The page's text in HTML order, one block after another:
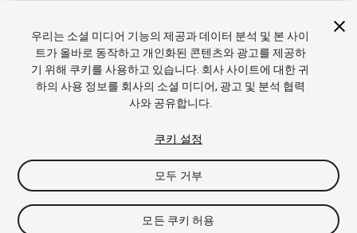
Report a problem on this page
Copyright © 2017 Unity Technologies. Publication 2017.1
튜토리얼
커뮤니티 답변 기술 자료 포럼 에셋 스토어
상표
및 이용약관
법률정보 개인정보처리방침 쿠키
내 개인정보 판
매 금지
쿠키 기본 설정
우리는 소셜 미디어 기능의 제공과 데이터 분석 및 본 사이
트가 올바로 동작하고 개인화된 콘텐츠와 광고를 제공하
기 위해 쿠키를 사용하고 있습니다. 회사 사이트에 대한 귀
하의 사용 정보를 회사의 소셜 미디어, 광고 및 분석 협력
사와 공유합니다.
쿠키 설정
모두 거부
모든 쿠키 허용